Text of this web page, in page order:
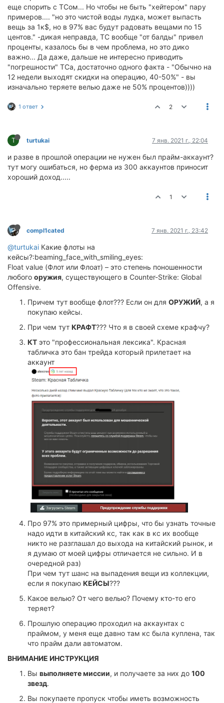
еще спорить с ТСом... Но чтобы не быть "хейтером" пару
примеров.... "но это чистой воды лудка, может выпасть
вещь за 1к$, но в 97% вас будут радовать вещами по 15
центов." -дикая неправда, ТС вообще "от балды" привел
проценты, казалось бы в чем проблема, но это дико
важно... Да даже, дальше не интересно приводить
"погрешности" ТСа, достаточно одного факта - "Обычно на
12 недели выходят скидки на операцию, 40-50%" - вы
изначально теряете велью даже не 50% процентов))))
1 ответ 2
T turtukai 7 янв. 2021 г., 22:04
и разве в прошлой операции не нужен был прайм-аккаунт?
тут могу ошибаться, но ферма из 300 аккаунтов приносит
хороший доход.....
1
compl1cated 7 янв. 2021 г., 23:42
@turtukai Какие флоты на
кейсы?:beaming_face_with_smiling_eyes:
Float value (Флот или Флоат) – это степень поношенности
любого оружия, существующего в Counter-Strike: Global
Offensive.
Причем тут вообще флот??? Если он для ОРУЖИЙ, а я
покупаю кейсы.
При чем тут КРАФТ??? Что я в своей схеме крафчу?
КТ это "профессиональная лексика". Красная
табличка это бан трейда который прилетает на
аккаунт
Про 97% это примерный цифры, что бы узнать точные
надо идти в китайский кс, так как в кс их вообще
никто не разглашал до выхода на китайский рынок, и
я думаю от моей цифры отличается не сильно. И в
очередной раз)
При чем тут шанс на выпадения вещи из коллекции,
если я покупаю КЕЙСЫ???
Какое велью? От чего велью? Почему кто-то его
теряет?
Прошлую операцию проходил на аккаунтах с
праймом, у меня еще давно там кс была куплена, так
что прайм дали автоматом.
ВНИМАНИЕ ИНСТРУКЦИЯ
Вы выполняете миссии, и получаете за них до 100
звезд.
Вы покупаете пропуск чтобы иметь возможность